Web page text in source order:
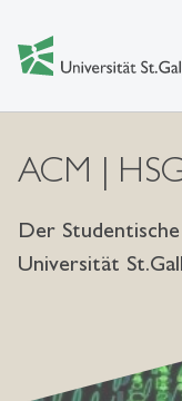
ACM |
Der
Universität